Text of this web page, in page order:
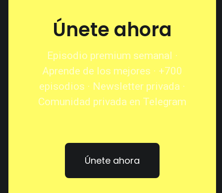
Únete ahora
Episodio premium semanal ·
Aprende de los mejores · +700
episodios · Newsletter privada ·
Comunidad privada en Telegram
Únete ahora